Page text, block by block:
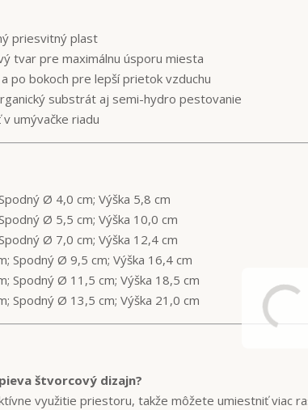
priesvitný plast
tvar pre maximálnu úsporu miesta
po bokoch pre lepší prietok vzduchu
substrát aj semi-hydro pestovanie
umývačke riadu
Ø 4,0 cm; Výška 5,8 cm
Ø 5,5 cm; Výška 10,0 cm
Ø 7,0 cm; Výška 12,4 cm
Spodný Ø 9,5 cm; Výška 16,4 cm
Spodný Ø 11,5 cm; Výška 18,5 cm
Spodný Ø 13,5 cm; Výška 21,0 cm
štvorcový dizajn?
využitie priestoru, takže môžete umiestniť viac